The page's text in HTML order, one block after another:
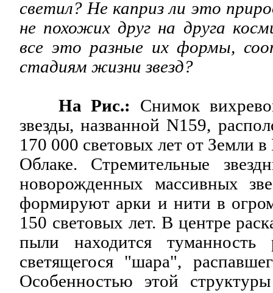
светил? Не каприз ли это
не похожих друг на друга
все это разные их формы,
стадиям жизни звезд?
На Рис.:
Снимок
звезды, названной N159,
170 000 световых лет от Земли
Облаке. Стремительные
новорожденных массивных
формируют арки и нити в
150 световых лет. В центре
пыли находится
светящегося "шара",
Особенностью этой